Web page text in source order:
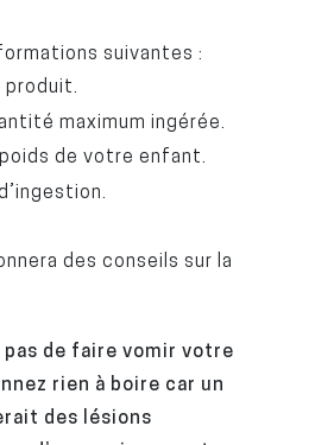
suivantes :
produit.
maximum ingérée.
poids de votre enfant.
des conseils sur la
pas de faire vomir votre
rien à boire car un
des lésions